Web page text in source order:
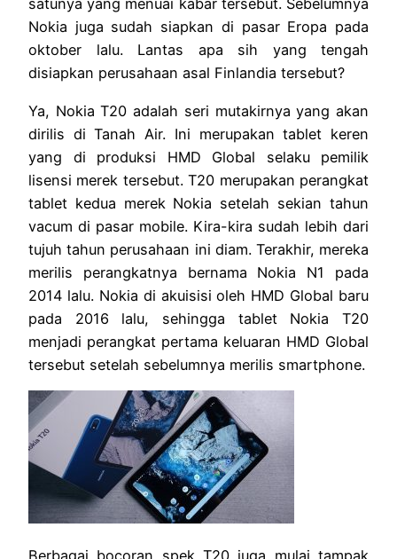
satunya yang menuai kabar tersebut. Sebelumnya
Nokia juga sudah siapkan di pasar Eropa pada
oktober lalu. Lantas apa sih yang tengah
disiapkan perusahaan asal Finlandia tersebut?
Ya, Nokia T20 adalah seri mutakirnya yang akan
dirilis di Tanah Air. Ini merupakan tablet keren
yang di produksi HMD Global selaku pemilik
lisensi merek tersebut. T20 merupakan perangkat
tablet kedua merek Nokia setelah sekian tahun
vacum di pasar mobile. Kira-kira sudah lebih dari
tujuh tahun perusahaan ini diam. Terakhir, mereka
merilis perangkatnya bernama Nokia N1 pada
2014 lalu. Nokia di akuisisi oleh HMD Global baru
pada 2016 lalu, sehingga tablet Nokia T20
menjadi perangkat pertama keluaran HMD Global
tersebut setelah sebelumnya merilis smartphone.